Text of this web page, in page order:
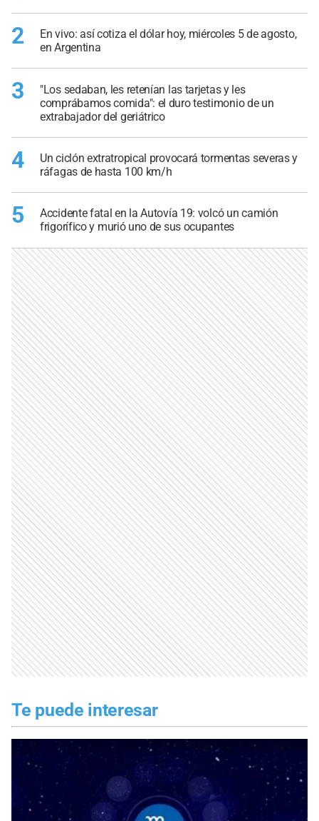
2
En vivo: así cotiza el dólar hoy, miércoles 5 de agosto,
en Argentina
3
"Los sedaban, les retenían las tarjetas y les
comprábamos comida": el duro testimonio de un
extrabajador del geriátrico
4
Un ciclón extratropical provocará tormentas severas y
ráfagas de hasta 100 km/h
5
Accidente fatal en la Autovía 19: volcó un camión
frigorífico y murió uno de sus ocupantes
Te puede interesar